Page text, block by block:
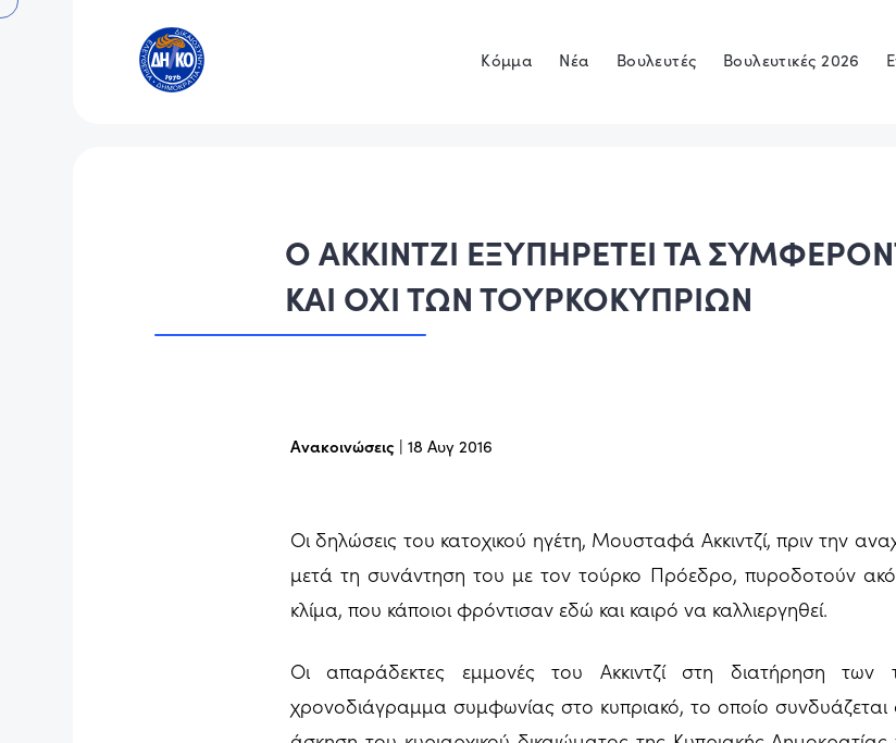
Κόμμα Νέα Βουλευτές Βουλευτικές 2026
Ο ΑΚΚΙΝΤΖΙ ΕΞΥΠΗΡΕΤΕΙ ΤΑ
ΚΑΙ ΟΧΙ ΤΩΝ ΤΟΥΡΚΟΚΥΠΡΙΩΝ
Ανακοινώσεις | 18 Αυγ 2016
Οι δηλώσεις του κατοχικού ηγέτη, Μουσταφά Ακκιντζί, πριν την
μετά τη συνάντηση του με τον τούρκο Πρόεδρο, πυροδοτούν
κλίμα, που κάποιοι φρόντισαν εδώ και καιρό να καλλιεργηθεί.
Οι απαράδεκτες εμμονές του Ακκιντζί στη διατήρηση των
χρονοδιάγραμμα συμφωνίας στο κυπριακό, το οποίο συνδυάζεται